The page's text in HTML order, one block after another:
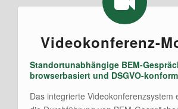
Videokonferenz-
Standortunabhängige BEM-
browserbasiert und DSGVO-konform
Das integrierte Videokonferenzsystem